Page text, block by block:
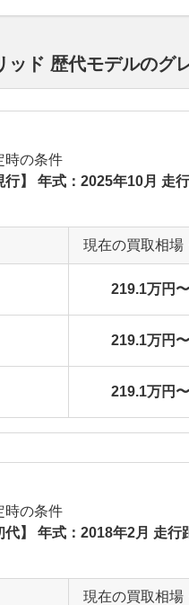
ッド 歴代モデルのグ
時の条件
行】 年式：2025年10月 走
現在の買取相場
219.1万円
219.1万円
219.1万円
時の条件
代】 年式：2018年2月 走
現在の買取相場